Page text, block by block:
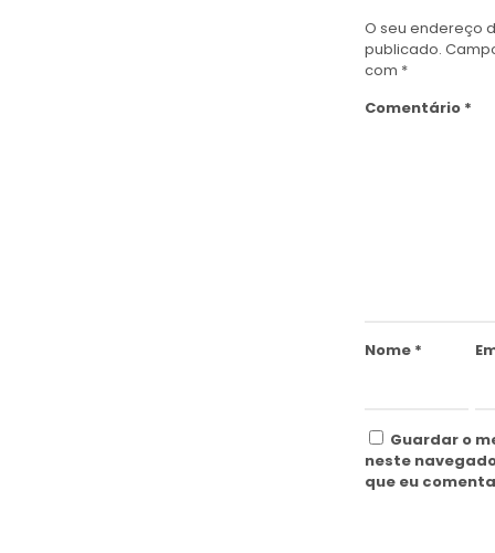
O seu endereço
publicado.
com *
Comentário *
Nome *
Guardar o
neste
que eu